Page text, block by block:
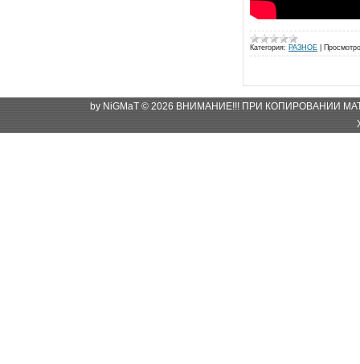
Категория: РАЗНОЕ
by NiGMaT © 2026 ВНИМАНИЕ!!! ПРИ КОПИРОВАНИИ